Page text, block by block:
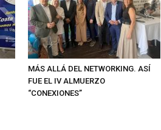
MÁS ALLÁ DEL NETWORKING. ASÍ
FUE EL IV ALMUERZO
“CONEXIONES”